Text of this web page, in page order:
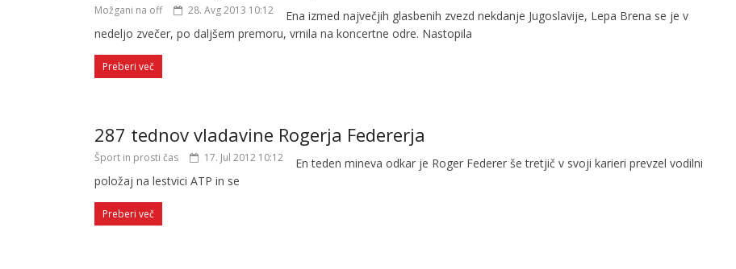
Možgani na off 28. Avg 2013 10:12
Ena izmed največjih glasbenih zvezd nekdanje Jugoslavije, Lepa Brena se je v
nedeljo zvečer, po daljšem premoru, vrnila na koncertne odre. Nastopila
Preberi več
287 tednov vladavine Rogerja Federerja
Šport in prosti čas 17. Jul 2012 10:12
En teden mineva odkar je Roger Federer še tretjič v svoji karieri prevzel vodilni
položaj na lestvici ATP in se
Preberi več